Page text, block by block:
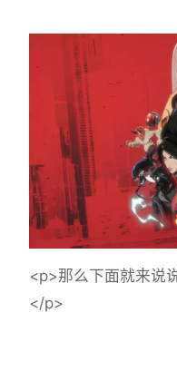
<p>那么下面就来说
</p>